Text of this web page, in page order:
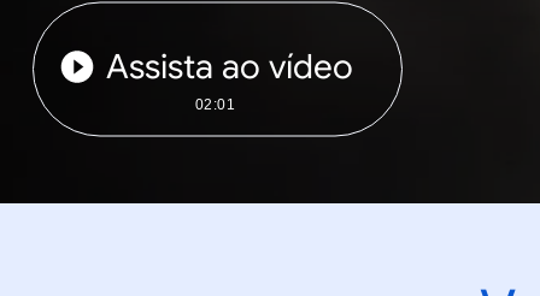
Assista ao vídeo
02:01